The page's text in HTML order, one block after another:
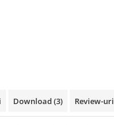
Download (3) Review-uri